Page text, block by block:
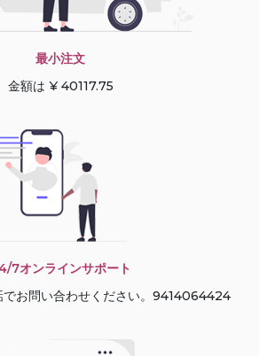
最小注文
金額は ¥ 40117.75
7オンラインサポート
お問い合わせください。9414064424